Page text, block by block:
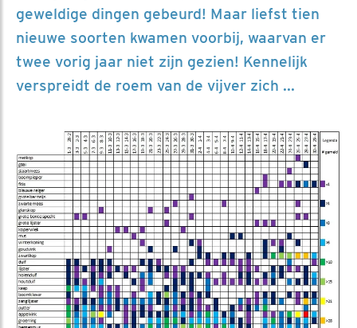
geweldige dingen gebeurd! Maar liefst tien
nieuwe soorten kwamen voorbij, waarvan er
twee vorig jaar niet zijn gezien! Kennelijk
verspreidt de roem van de vijver zich ...